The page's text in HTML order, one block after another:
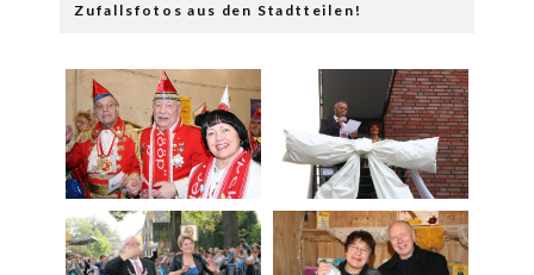
Zufallsfotos aus den Stadtteilen!